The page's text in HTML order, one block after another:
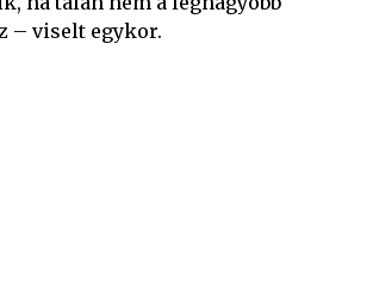
– viselt egykor.